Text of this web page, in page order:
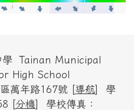
學 Tainan Municipal
High School
萬年路167號 [導航] 學
[分機] 學校傳真：